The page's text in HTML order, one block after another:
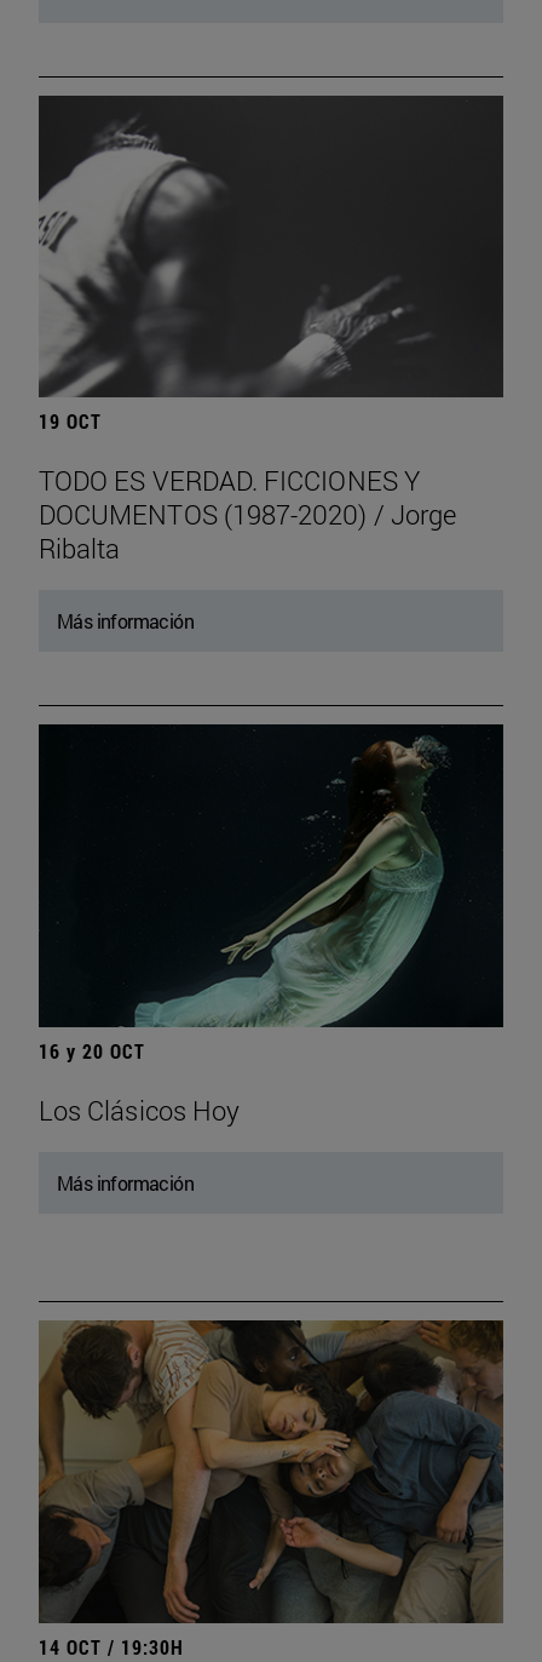
19 OCT
TODO ES VERDAD. FICCIONES Y
DOCUMENTOS (1987-2020) / Jorge
Ribalta
Más información
16 y 20 OCT
Los Clásicos Hoy
Más información
14 OCT / 19:30H